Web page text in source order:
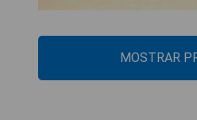
MOSTRAR